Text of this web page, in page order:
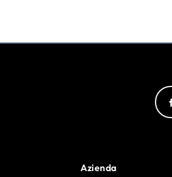
Azienda